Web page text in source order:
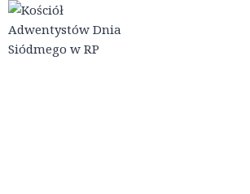
Przejdź
do
treści